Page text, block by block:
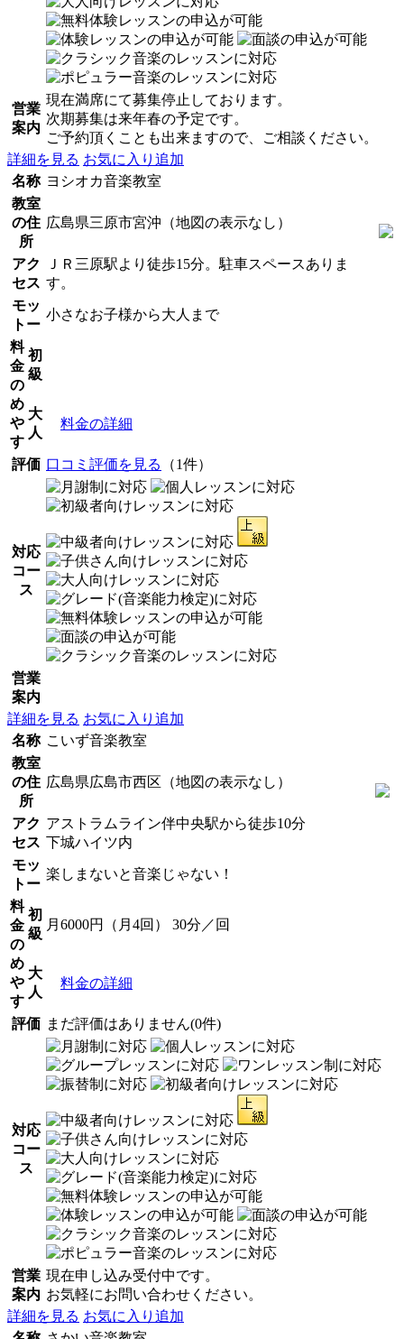
営業
案内
現在満席にて募集停止しております。
次期募集は来年春の予定です。
ご予約頂くことも出来ますので、ご相談ください。
詳細を見る お気に入り追加
名称 ヨシオカ音楽教室
教室
の住
所
広島県三原市宮沖（地図の表示なし）
アク
セス
ＪＲ三原駅より徒歩15分。駐車スペースありま
す。
モッ
トー
小さなお子様から大人まで
料
金
の
め
や
す
初
級
大
人
料金の詳細
評価 口コミ評価を見る （1件）
対応
コー
ス
営業
案内
詳細を見る お気に入り追加
名称 こいず音楽教室
教室
の住
所
広島県広島市西区（地図の表示なし）
アク
セス
アストラムライン伴中央駅から徒歩10分
下城ハイツ内
モッ
トー
楽しまないと音楽じゃない！
料
金
の
め
や
す
初
級
月6000円（月4回） 30分／回
大
人
料金の詳細
評価 まだ評価はありません(0件)
対応
コー
ス
営業
案内
現在申し込み受付中です。
お気軽にお問い合わせください。
詳細を見る お気に入り追加